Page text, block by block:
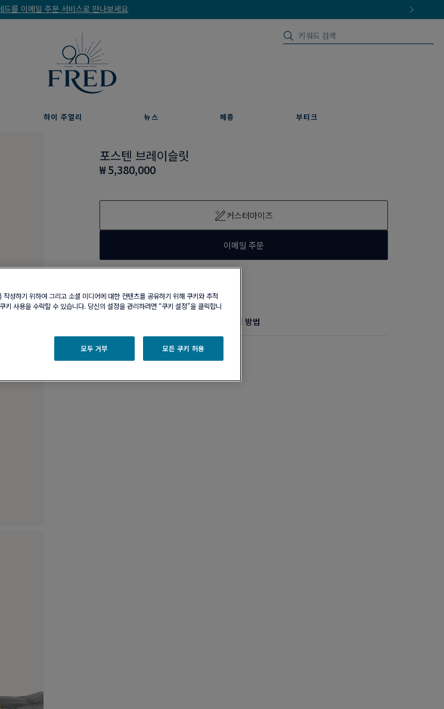
드를 이메일 주문 서비스로 만나보세요
하이 주얼리 뉴스 메종 부티크
포스텐 브레이슬릿
₩ 5,380,000
커스터마이즈
이메일 주문
제품 관리 방법
18k 옐로 골드 라지 모델
성하기 위하여 그리고 소셜 미디어에 대한 컨텐츠를 공유하기 위해 쿠키와 추적
키 사용을 수락할 수 있습니다. 당신의 설정을 관리하려면 “쿠키 설정”을 클릭합니
모두 거부 모든 쿠키 허용